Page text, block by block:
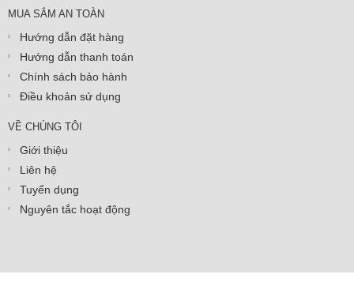
MUA SẮM AN TOÀN
Hướng dẫn đặt hàng
Hướng dẫn thanh toán
Chính sách bảo hành
Điều khoản sử dụng
VỀ CHÚNG TÔI
Giới thiệu
Liên hệ
Tuyển dụng
Nguyên tắc hoạt động